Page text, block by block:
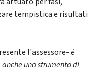
tempistica e risultati
l'assessore-è
uno strumento di